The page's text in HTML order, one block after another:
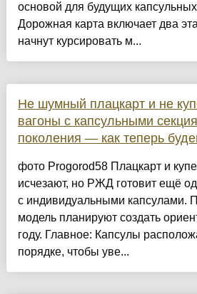
основой для будущих
Дорожная карта включает два
начнут курсировать м...
Не шумный плацкарт и не
вагоны с капсульными
поколения — как теперь
фото Progorod58 Плацкарт и
исчезают, но РЖД готовит ещё
с индивидуальными капсулами.
модель планируют создать
году. Главное: Капсулы
порядке, чтобы уве...